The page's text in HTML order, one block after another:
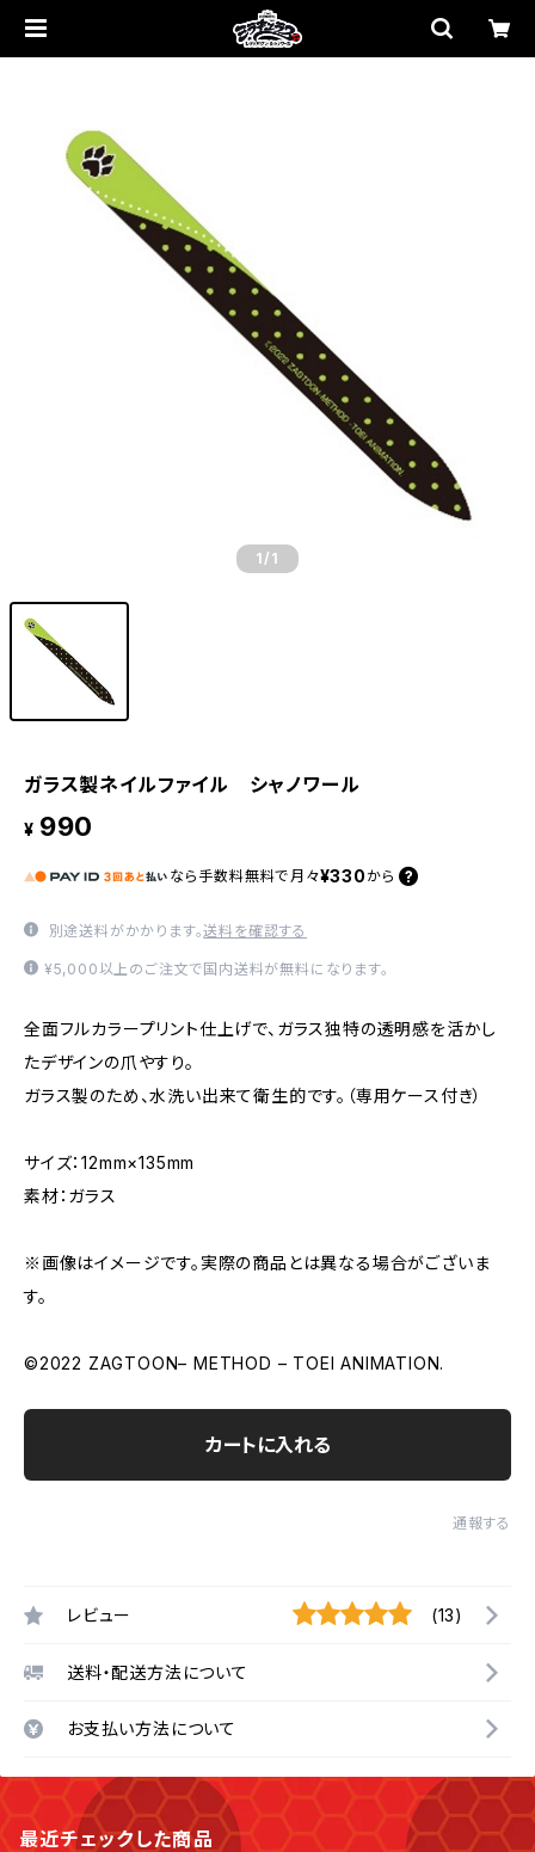
1 /1
ガラス製ネイルファイル シャノワール
¥ 990
なら 手数料無料で 月々¥330 から
別途送料がかかります。送料を確認する
¥5,000以上のご注文で国内送料が無料になります。
全面フルカラープリント仕上げで、ガラス独特の透明感を活かし
たデザインの爪やすり。
ガラス製のため、水洗い出来て衛生的です。（専用ケース付き）
サイズ：12mm×135mm
素材：ガラス
※画像はイメージです。実際の商品とは異なる場合がございま
す。
©2022 ZAGTOON– METHOD – TOEI ANIMATION.
カートに入れる
通報する
レビュー (13)
送料・配送方法について
お支払い方法について
最近チェックした商品